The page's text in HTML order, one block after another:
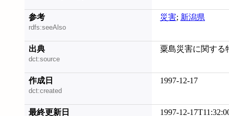
参考
rdfs:seeAlso
災害; 新潟県
出典
dct:source
粟島災害に関する
作成日
dct:created
1997-12-17
最終更新日 1997-12-